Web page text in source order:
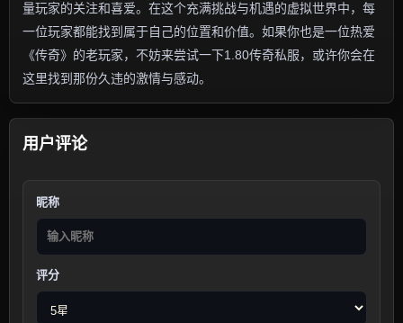
量玩家的关注和喜爱。在这个充满挑战与机遇的虚拟世界中，每
一位玩家都能找到属于自己的位置和价值。如果你也是一位热爱
《传奇》的老玩家，不妨来尝试一下1.80传奇私服，或许你会在
这里找到那份久违的激情与感动。
用户评论
昵称
评分